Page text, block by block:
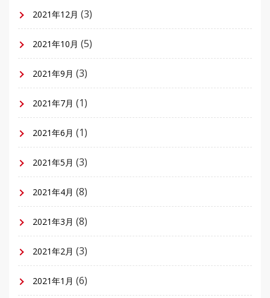
2021年12月 (3)
2021年10月 (5)
2021年9月 (3)
2021年7月 (1)
2021年6月 (1)
2021年5月 (3)
2021年4月 (8)
2021年3月 (8)
2021年2月 (3)
2021年1月 (6)